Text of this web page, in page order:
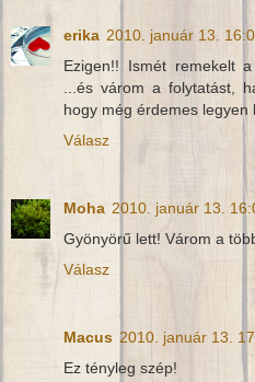
erika 2010. január 13.
Ezigen!! Ismét remekelt
...és várom a folytatást,
hogy még érdemes legyen
Válasz
Moha 2010. január 13.
Gyönyörű lett! Várom a
Válasz
Macus 2010. január 13.
Ez tényleg szép!